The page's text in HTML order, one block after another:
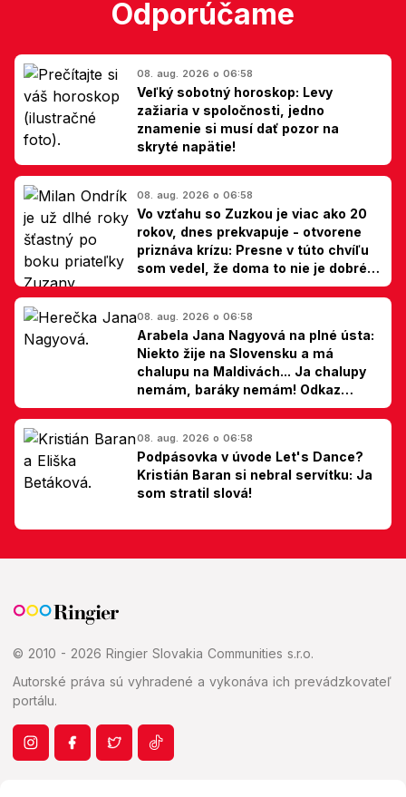
Odporúčame
08. aug. 2026 o 06:58
Veľký sobotný horoskop: Levy
zažiaria v spoločnosti, jedno
znamenie si musí dať pozor na
skryté napätie!
08. aug. 2026 o 06:58
Vo vzťahu so Zuzkou je viac ako 20
rokov, dnes prekvapuje - otvorene
priznáva krízu: Presne v túto chvíľu
som vedel, že doma to nie je dobré,
hovorí Milan Ondrík
08. aug. 2026 o 06:58
Arabela Jana Nagyová na plné ústa:
Niekto žije na Slovensku a má
chalupu na Maldivách... Ja chalupy
nemám, baráky nemám! Odkaz
Slovákom
08. aug. 2026 o 06:58
Podpásovka v úvode Let's Dance?
Kristián Baran si nebral servítku: Ja
som stratil slová!
© 2010 - 2026 Ringier Slovakia Communities s.r.o.
Autorské práva sú vyhradené a vykonáva ich prevádzkovateľ
portálu.